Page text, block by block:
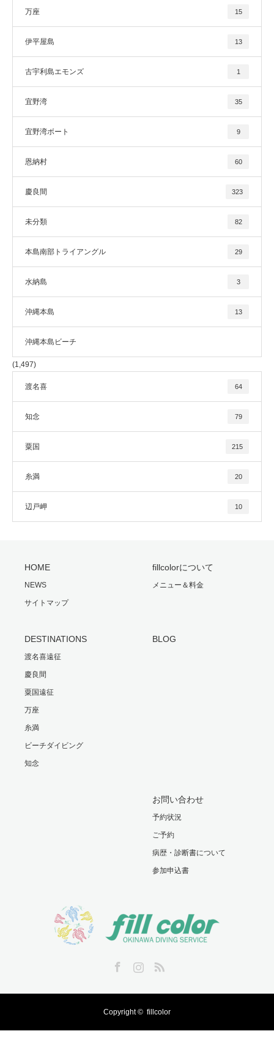
万座 15
伊平屋島 13
古宇利島エモンズ 1
宜野湾 35
宜野湾ボート 9
恩納村 60
慶良間 323
未分類 82
本島南部トライアングル 29
水納島 3
沖縄本島 13
沖縄本島ビーチ
(1,497)
渡名喜 64
知念 79
粟国 215
糸満 20
辺戸岬 10
HOME
NEWS
サイトマップ
fillcolorについて
メニュー＆料金
DESTINATIONS
渡名喜遠征
慶良間
粟国遠征
万座
糸満
ビーチダイビング
知念
BLOG
お問い合わせ
予約状況
ご予約
病歴・診断書について
参加申込書
Copyright © fillcolor